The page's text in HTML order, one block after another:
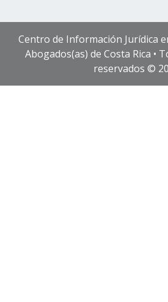
Centro de Información Jurídica
Abogados(as) de Costa Rica •
reservados ©